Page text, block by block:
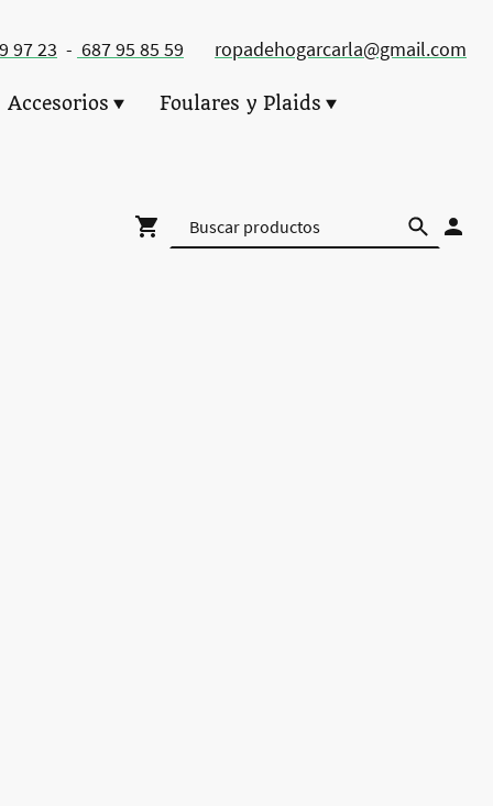
97 23 - 687 95 85 59 ropadehogarcarla@gmail.com
Accesorios Foulares y Plaids